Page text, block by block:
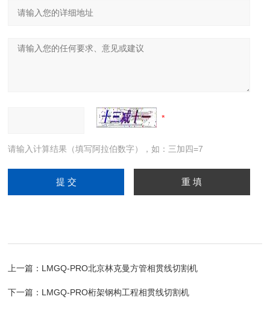
请输入计算结果（填写阿拉伯数字），如：三加四=7
上一篇： LMGQ-PRO北京林克曼方管相贯线切割机
下一篇： LMGQ-PRO桁架钢构工程相贯线切割机